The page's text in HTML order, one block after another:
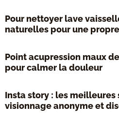
Pour nettoyer lave
naturelles pour une
Point acupression maux
pour calmer la douleur
Insta story : les
visionnage anonyme et